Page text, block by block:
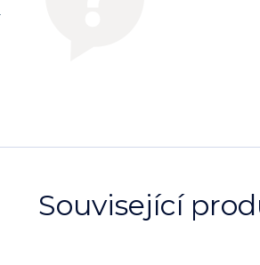
Související